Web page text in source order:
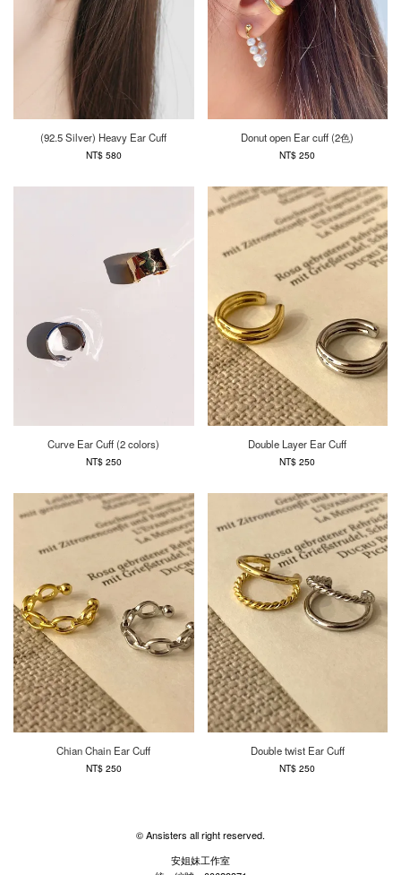
(92.5 Silver) Heavy Ear Cuff
NT$ 580
Donut open Ear cuff (2色)
NT$ 250
Curve Ear Cuff (2 colors)
NT$ 250
Double Layer Ear Cuff
NT$ 250
Chian Chain Ear Cuff
NT$ 250
Double twist Ear Cuff
NT$ 250
© Ansisters all right reserved.
安姐妹工作室